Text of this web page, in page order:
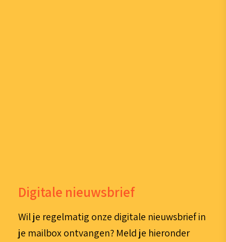
Digitale nieuwsbrief
Wil je regelmatig onze digitale nieuwsbrief in
je mailbox ontvangen? Meld je hieronder